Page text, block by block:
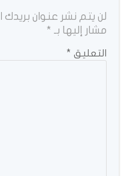
لن يتم نشر عنوان بريدك
مشار إليها بـ *
التعليق *